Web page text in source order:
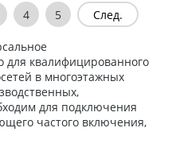
4 5 След.
для квалифицированного
в многоэтажных
для подключения
частого включения,